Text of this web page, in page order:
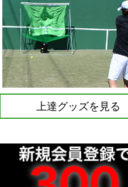
上達グッズを見る